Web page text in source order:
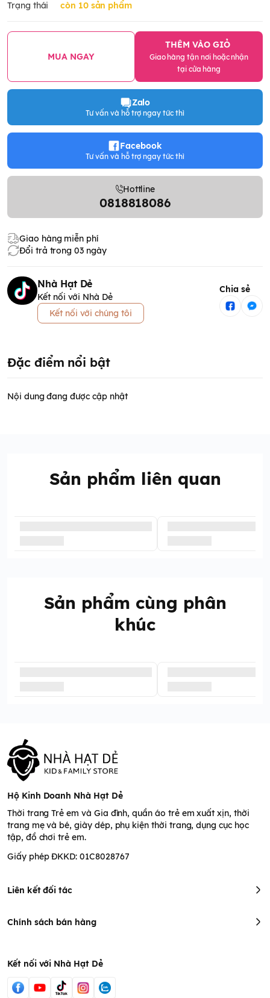
Trạng thái còn 10 sản phẩm
MUA NGAY
THÊM VÀO GIỎ
Giao hàng tận nơi hoặc nhận
tại cửa hàng
Zalo
Tư vấn và hỗ trợ ngay tức thì
Facebook
Tư vấn và hỗ trợ ngay tức thì
Hottline
0818818086
Giao hàng miễn phí
Đổi trả trong 03 ngày
Nhà Hạt Dẻ
Kết nối với Nhà Dẻ
Kết nối với chúng tôi
Chia sẻ
Đặc điểm nổi bật
Nội dung đang được cập nhật
Sản phẩm liên quan
Sản phẩm cùng phân
khúc
Hộ Kinh Doanh Nhà Hạt Dẻ
Thời trang Trẻ em và Gia đình, quần áo trẻ em xuất xịn, thời
trang mẹ và bé, giày dép, phụ kiện thời trang, dụng cục học
tập, đồ chơi trẻ em.
Giấy phép ĐKKD: 01C8028767
Liên kết đối tác
Chính sách bán hàng
Kết nối với Nhà Hạt Dẻ